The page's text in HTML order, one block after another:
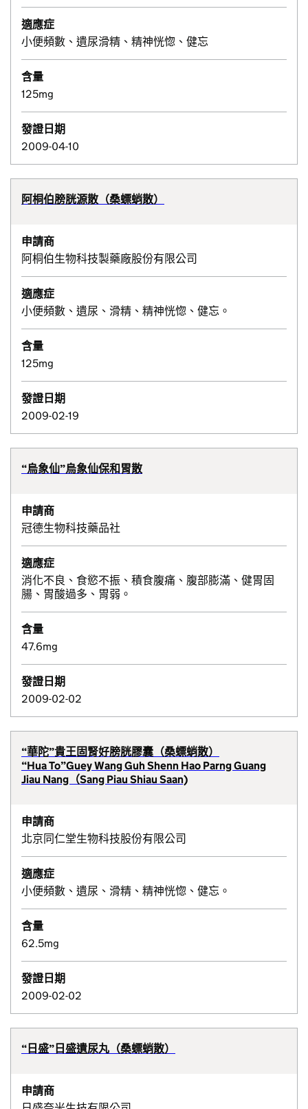
適應症
小便頻數、遺尿滑精、精神恍惚、健忘
含量
125mg
發證日期
2009-04-10
阿桐伯膀胱源散（桑螵蛸散）
申請商
阿桐伯生物科技製藥廠股份有限公司
適應症
小便頻數、遺尿、滑精、精神恍惚、健忘。
含量
125mg
發證日期
2009-02-19
“烏象仙”烏象仙保和胃散
申請商
冠德生物科技藥品社
適應症
消化不良、食慾不振、積食腹痛、腹部膨滿、健胃固
腸、胃酸過多、胃弱。
含量
47.6mg
發證日期
2009-02-02
“華陀”貴王固腎好膀胱膠囊（桑螵蛸散）
“Hua To”Guey Wang Guh Shenn Hao Parng Guang
Jiau Nang（Sang Piau Shiau Saan)
申請商
北京同仁堂生物科技股份有限公司
適應症
小便頻數、遺尿、滑精、精神恍惚、健忘。
含量
62.5mg
發證日期
2009-02-02
“日盛”日盛遺尿丸（桑螵蛸散）
申請商